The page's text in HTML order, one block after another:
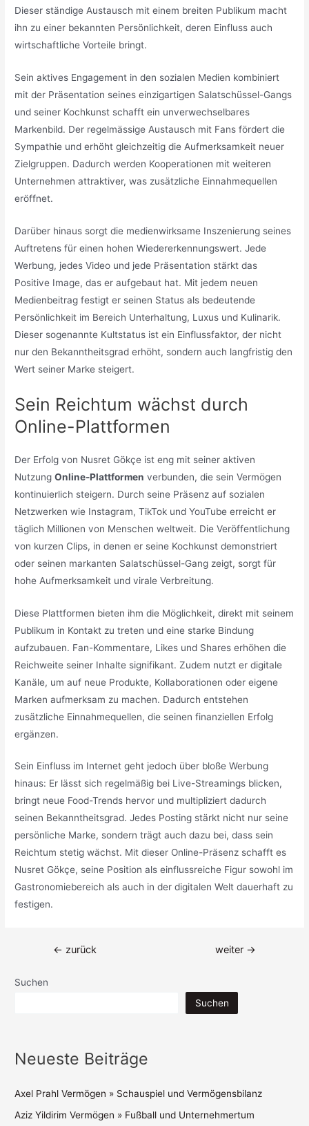
Dieser ständige Austausch mit einem breiten Publikum macht
ihn zu einer bekannten Persönlichkeit, deren Einfluss auch
wirtschaftliche Vorteile bringt.
Sein aktives Engagement in den sozialen Medien kombiniert
mit der Präsentation seines einzigartigen Salatschüssel-Gangs
und seiner Kochkunst schafft ein unverwechselbares
Markenbild. Der regelmässige Austausch mit Fans fördert die
Sympathie und erhöht gleichzeitig die Aufmerksamkeit neuer
Zielgruppen. Dadurch werden Kooperationen mit weiteren
Unternehmen attraktiver, was zusätzliche Einnahmequellen
eröffnet.
Darüber hinaus sorgt die medienwirksame Inszenierung seines
Auftretens für einen hohen Wiedererkennungswert. Jede
Werbung, jedes Video und jede Präsentation stärkt das
Positive Image, das er aufgebaut hat. Mit jedem neuen
Medienbeitrag festigt er seinen Status als bedeutende
Persönlichkeit im Bereich Unterhaltung, Luxus und Kulinarik.
Dieser sogenannte Kultstatus ist ein Einflussfaktor, der nicht
nur den Bekanntheitsgrad erhöht, sondern auch langfristig den
Wert seiner Marke steigert.
Sein Reichtum wächst durch
Online-Plattformen
Der Erfolg von Nusret Gökçe ist eng mit seiner aktiven
NutzungOnline-Plattformen verbunden, die sein Vermögen
kontinuierlich steigern. Durch seine Präsenz auf sozialen
Netzwerken wie Instagram, TikTok und YouTube erreicht er
täglich Millionen von Menschen weltweit. Die Veröffentlichung
von kurzen Clips, in denen er seine Kochkunst demonstriert
oder seinen markanten Salatschüssel-Gang zeigt, sorgt für
hohe Aufmerksamkeit und virale Verbreitung.
Diese Plattformen bieten ihm die Möglichkeit, direkt mit seinem
Publikum in Kontakt zu treten und eine starke Bindung
aufzubauen. Fan-Kommentare, Likes und Shares erhöhen die
Reichweite seiner Inhalte signifikant. Zudem nutzt er digitale
Kanäle, um auf neue Produkte, Kollaborationen oder eigene
Marken aufmerksam zu machen. Dadurch entstehen
zusätzliche Einnahmequellen, die seinen finanziellen Erfolg
ergänzen.
Sein Einfluss im Internet geht jedoch über bloße Werbung
hinaus: Er lässt sich regelmäßig bei Live-Streamings blicken,
bringt neue Food-Trends hervor und multipliziert dadurch
seinen Bekanntheitsgrad. Jedes Posting stärkt nicht nur seine
persönliche Marke, sondern trägt auch dazu bei, dass sein
Reichtum stetig wächst. Mit dieser Online-Präsenz schafft es
Nusret Gökçe, seine Position als einflussreiche Figur sowohl im
Gastronomiebereich als auch in der digitalen Welt dauerhaft zu
festigen.
Beitragsnavigation
← zurück weiter →
Suchen
Suchen
Neueste Beiträge
Axel Prahl Vermögen » Schauspiel und Vermögensbilanz
Aziz Yildirim Vermögen » Fußball und Unternehmertum